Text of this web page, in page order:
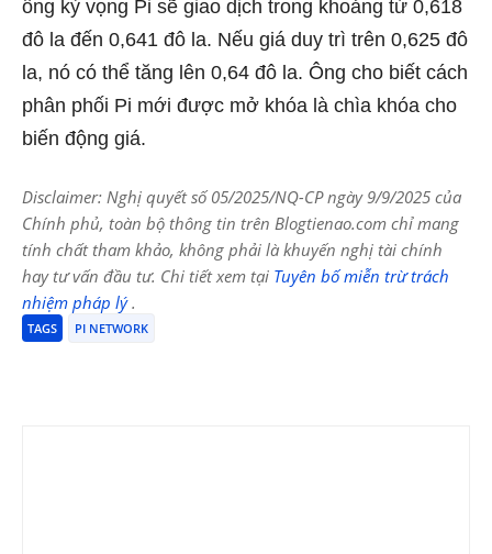
ông kỳ vọng Pi sẽ giao dịch trong khoảng từ 0,618
đô la đến 0,641 đô la. Nếu giá duy trì trên 0,625 đô
la, nó có thể tăng lên 0,64 đô la. Ông cho biết cách
phân phối Pi mới được mở khóa là chìa khóa cho
biến động giá.
Disclaimer: Nghị quyết số 05/2025/NQ-CP ngày 9/9/2025 của
Chính phủ, toàn bộ thông tin trên Blogtienao.com chỉ mang
tính chất tham khảo, không phải là khuyến nghị tài chính
hay tư vấn đầu tư. Chi tiết xem tại Tuyên bố miễn trừ trách
nhiệm pháp lý.
TAGS PI NETWORK